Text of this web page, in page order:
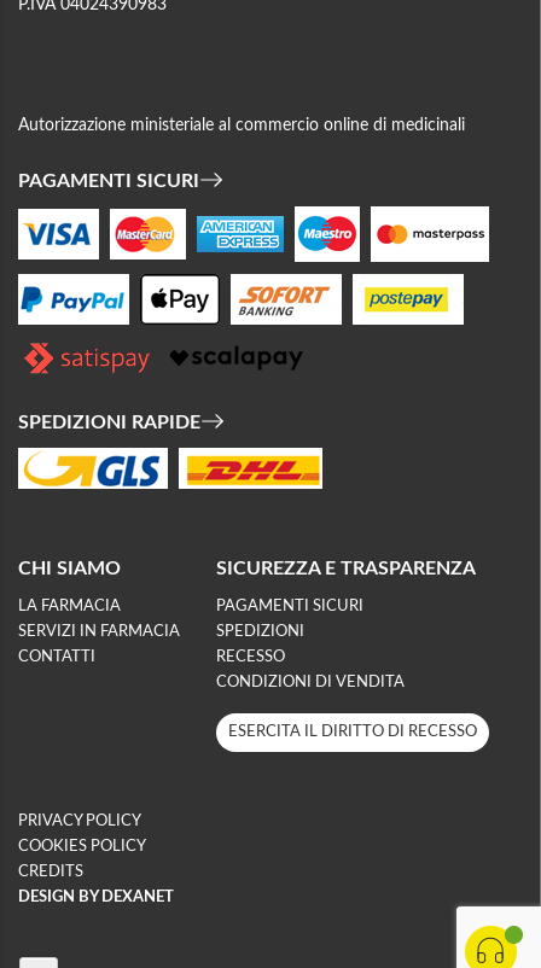
P.IVA 04024390983
Autorizzazione ministeriale al commercio online di medicinali
PAGAMENTI SICURI
SPEDIZIONI RAPIDE
CHI SIAMO
LA FARMACIA
SERVIZI IN FARMACIA
CONTATTI
SICUREZZA E TRASPARENZA
PAGAMENTI SICURI
SPEDIZIONI
RECESSO
CONDIZIONI DI VENDITA
ESERCITA IL DIRITTO DI RECESSO
PRIVACY POLICY
COOKIES POLICY
CREDITS
DESIGN BY DEXANET